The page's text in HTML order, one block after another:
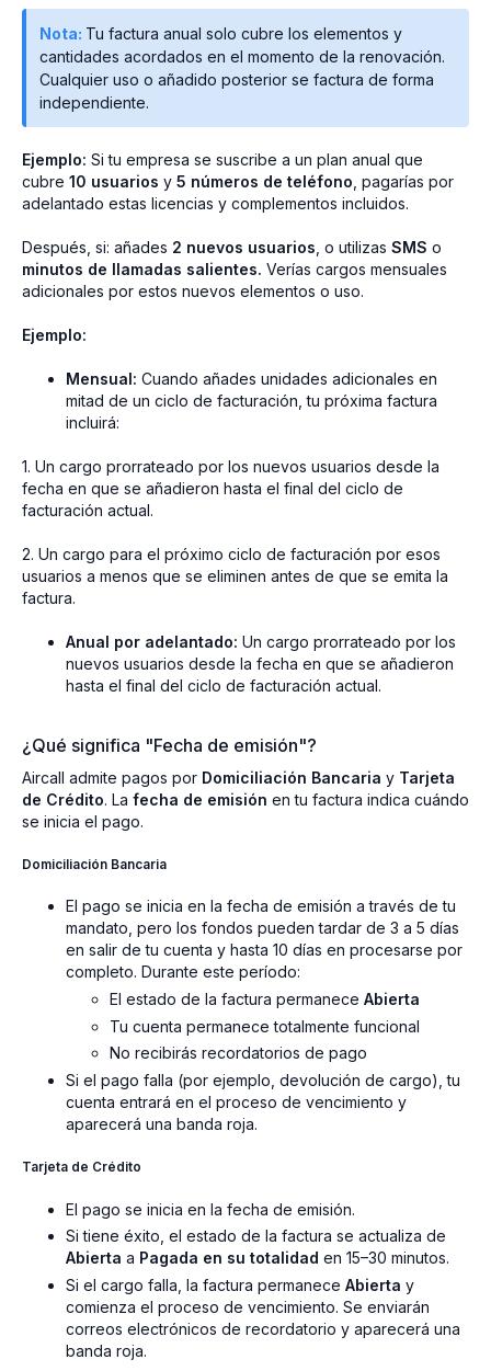
Nota: Tu factura anual solo cubre los elementos y
cantidades acordados en el momento de la renovación.
Cualquier uso o añadido posterior se factura de forma
independiente.
Ejemplo: Si tu empresa se suscribe a un plan anual que
cubre 10 usuarios y 5 números de teléfono , pagarías por
adelantado estas licencias y complementos incluidos.
Después, si: añades 2 nuevos usuarios , o utilizas SMS o
minutos de llamadas salientes. Verías cargos mensuales
adicionales por estos nuevos elementos o uso.
Ejemplo:
Mensual: Cuando añades unidades adicionales en
mitad de un ciclo de facturación, tu próxima factura
incluirá:
1. Un cargo prorrateado por los nuevos usuarios desde la
fecha en que se añadieron hasta el final del ciclo de
facturación actual.
2. Un cargo para el próximo ciclo de facturación por esos
usuarios a menos que se eliminen antes de que se emita la
factura.
Anual por adelantado: Un cargo prorrateado por los
nuevos usuarios desde la fecha en que se añadieron
hasta el final del ciclo de facturación actual.
¿Qué significa "Fecha de emisión"?
Aircall admite pagos por Domiciliación Bancaria y Tarjeta
de Crédito. La fecha de emisión en tu factura indica cuándo
se inicia el pago.
Domiciliación Bancaria
El pago se inicia en la fecha de emisión a través de tu
mandato, pero los fondos pueden tardar de 3 a 5 días
en salir de tu cuenta y hasta 10 días en procesarse por
completo. Durante este período:
El estado de la factura permanece Abierta
Tu cuenta permanece totalmente funcional
No recibirás recordatorios de pago
Si el pago falla (por ejemplo, devolución de cargo), tu
cuenta entrará en el proceso de vencimiento y
aparecerá una banda roja.
Tarjeta de Crédito
El pago se inicia en la fecha de emisión.
Si tiene éxito, el estado de la factura se actualiza de
Abierta a Pagada en su totalidad en 15–30 minutos.
Si el cargo falla, la factura permanece Abierta y
comienza el proceso de vencimiento. Se enviarán
correos electrónicos de recordatorio y aparecerá una
banda roja.